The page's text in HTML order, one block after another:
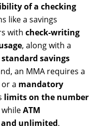
of a checking
like a savings
with check-writing
, along with a
savings
an MMA requires a
a mandatory
limits on the number
whileATM
unlimited.